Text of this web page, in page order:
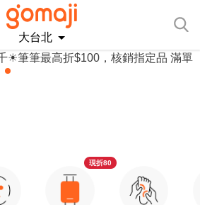
大台北
現折80